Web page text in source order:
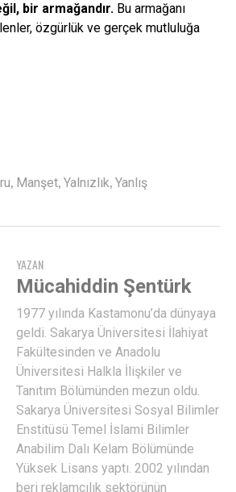
bir armağandır. Bu armağanı
özgürlük ve gerçek mutluluğa
, Manşet, Yalnızlık, Yanlış
YAZAN
Mücahiddin Şentürk
1977 yılında Kastamonu’da dünyaya
geldi. Sakarya Üniversitesi İlahiyat
Fakültesinden ve Anadolu
Üniversitesi Halkla İlişkiler ve
Tanıtım Bölümünden mezun oldu.
Sakarya Üniversitesi Sosyal Bilimler
Enstitüsü Temel İslami Bilimler
Anabilim Dalı Kelam Bölümünde
Yüksek Lisans yaptı. 2002 yılından
beri reklamcılık sektörünün